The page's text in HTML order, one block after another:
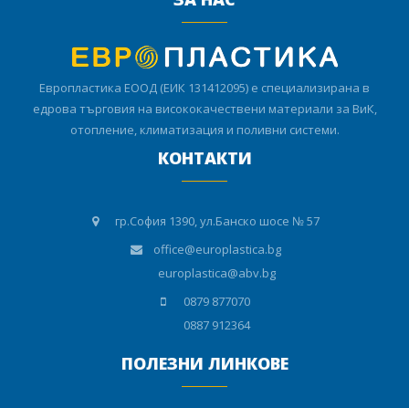
Европластика ЕООД (ЕИК 131412095) е специализирана в
едрова търговия на висококачествени материали за ВиК,
отопление, климатизация и поливни системи.
КОНТАКТИ
гр.София 1390, ул.Банско шосе № 57
office@europlastica.bg
europlastica@abv.bg
0879 877070
0887 912364
ПОЛЕЗНИ ЛИНКОВЕ